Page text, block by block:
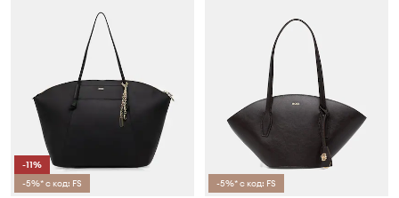
-11%
-5%* с код: FS
-5%* с код: FS